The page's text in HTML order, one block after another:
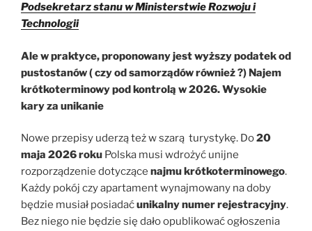
Podsekretarz stanu w Ministerstwie Rozwoju i
Technologii
Ale w praktyce, proponowany jest wyższy podatek od
pustostanów ( czy od samorządów również ?) Najem
krótkoterminowy pod kontrolą w 2026. Wysokie
kary za unikanie
Nowe przepisy uderzą też w szarą turystykę. Do20
maja 2026 roku Polska musi wdrożyć unijne
rozporządzenie dotyczące najmu krótkoterminowego.
Każdy pokój czy apartament wynajmowany na doby
będzie musiał posiadaćunikalny numer rejestracyjny.
Bez niego nie będzie się dało opublikować ogłoszenia